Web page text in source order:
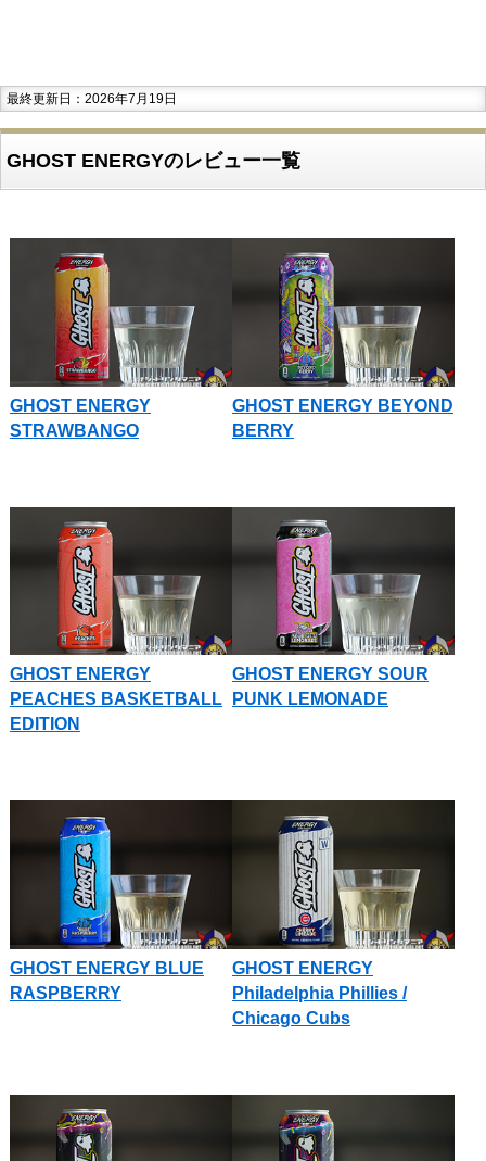
最終更新日：2026年7月19日
GHOST ENERGYのレビュー一覧
GHOST ENERGY
STRAWBANGO
GHOST ENERGY BEYOND
BERRY
GHOST ENERGY
PEACHES BASKETBALL
EDITION
GHOST ENERGY SOUR
PUNK LEMONADE
GHOST ENERGY BLUE
RASPBERRY
GHOST ENERGY
Philadelphia Phillies /
Chicago Cubs